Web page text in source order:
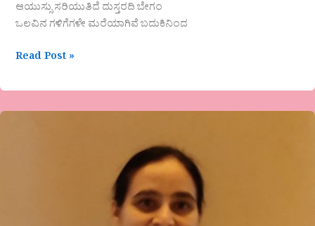
ಆಯುಸ್ಸು ಸರಿಯುತಿದೆ ದುಸ್ತರದಿ ಬೇಗಂ
ಒಲವಿನ ಗಳಿಗೆಗಳೇ ಮರೆಯಾಗಿವೆ ಬದುಕಿನಿಂದ
Read Post »